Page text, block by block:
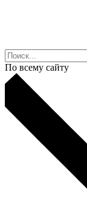
По всему сайту